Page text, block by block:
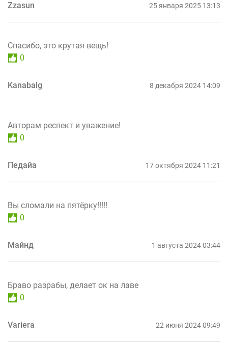
Zzasun 25 января 2025 13:13
Спасибо, это крутая вещь!
0
Kanabalg 8 декабря 2024 14:09
Авторам респект и уважение!
0
Педайа 17 октября 2024 11:21
Вы сломали на пятёрку!!!!!
0
Майнд 1 августа 2024 03:44
Браво разрабы, делает ок на лаве
0
Variera 22 июня 2024 09:49